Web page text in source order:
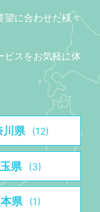
望に合わせた様々
ビスをお気軽に体
川県 (12)
県 (3)
県 (1)